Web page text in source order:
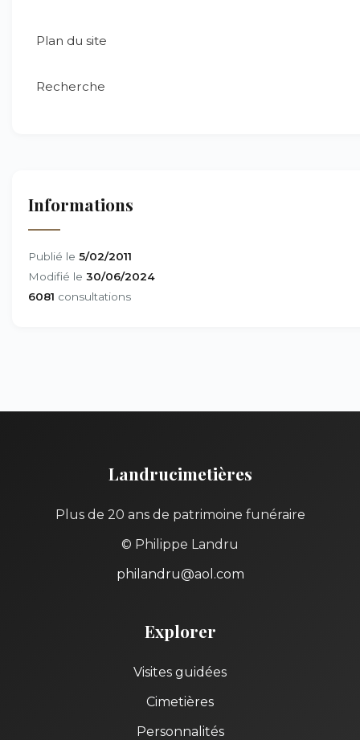
Plan du site
Recherche
Informations
Publié le 5/02/2011
Modifié le 30/06/2024
6081 consultations
Landrucimetières
Plus de 20 ans de patrimoine funéraire
© Philippe Landru
philandru@aol.com
Explorer
Visites guidées
Cimetières
Personnalités